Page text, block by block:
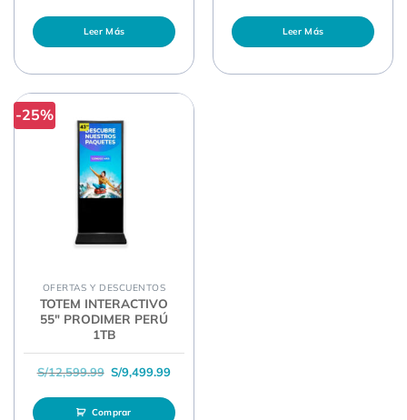
Leer Más Leer Más
-25%
OFERTAS Y DESCUENTOS
TOTEM INTERACTIVO
55″ PRODIMER PERÚ
1TB
S/12,599.99 El precio original era: S/12,599.99.
S/9,499.99El precio actual es: S/9,499.99.
Comprar